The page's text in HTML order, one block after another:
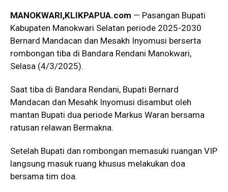
MANOKWARI,KLIKPAPUA.com — Pasangan Bupati
Kabupaten Manokwari Selatan periode 2025-2030
Bernard Mandacan dan Mesakh Inyomusi berserta
rombongan tiba di Bandara Rendani Manokwari,
Selasa (4/3/2025).
Saat tiba di Bandara Rendani, Bupati Bernard
Mandacan dan Mesahk Inyomusi disambut oleh
mantan Bupati dua periode Markus Waran bersama
ratusan relawan Bermakna.
Setelah Bupati dan rombongan memasuki ruangan VIP
langsung masuk ruang khusus melakukan doa
bersama tim doa.